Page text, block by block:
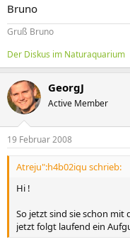
Bruno
Gruß Bruno
Der Diskus im Naturaquarium
GeorgJ
Active Member
19 Februar 2008
Atreju":h4b02iqu schrieb:
Hi !
So jetzt sind sie schon
jetzt folgt laufend ein